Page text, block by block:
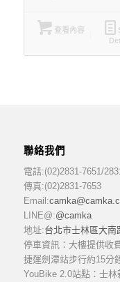
查看內容
聯絡我們
電話:(02)2831-7651/
傳真:(02)2831-7653
Email:
LINE@:@camka
地址:台北市士林區大南
停車資訊：大樓提供收
捷運劍潭站步行約15分
YouBike 2.0站點：士林